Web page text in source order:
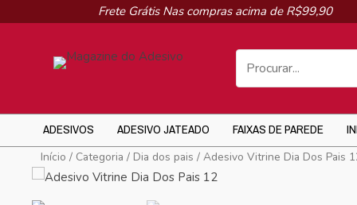
Frete Grátis Nas compras acima de R$99,90
ADESIVOS ADESIVO JATEADO FAIXAS DE PAREDE
Início / Categoria / Dia dos pais / Adesivo Vitrine Dia Dos Pais